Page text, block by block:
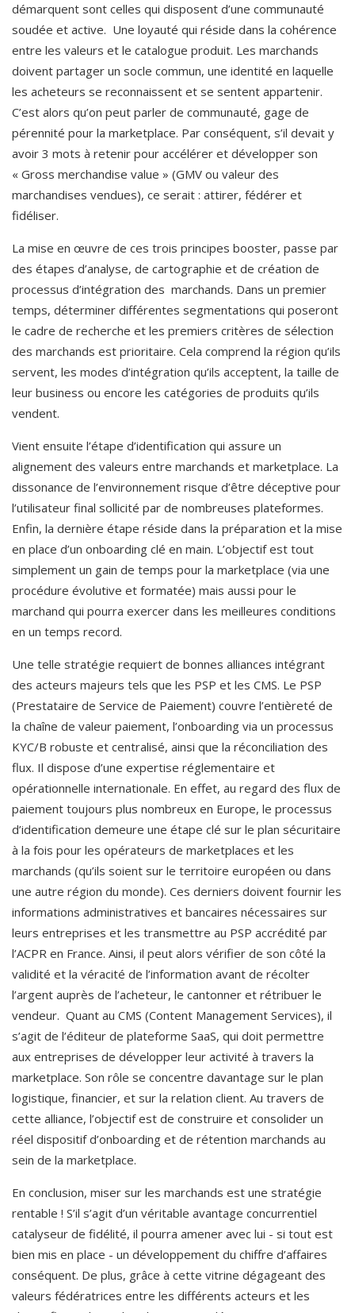
démarquent sont celles qui disposent d’une communauté
soudée et active.  Une loyauté qui réside dans la cohérence
entre les valeurs et le catalogue produit. Les marchands
doivent partager un socle commun, une identité en laquelle
les acheteurs se reconnaissent et se sentent appartenir.
C’est alors qu’on peut parler de communauté, gage de
pérennité pour la marketplace. Par conséquent, s’il devait y
avoir 3 mots à retenir pour accélérer et développer son
« Gross merchandise value » (GMV ou valeur des
marchandises vendues), ce serait : attirer, fédérer et
fidéliser.
La mise en œuvre de ces trois principes booster, passe par
des étapes d’analyse, de cartographie et de création de
processus d’intégration des  marchands. Dans un premier
temps, déterminer différentes segmentations qui poseront
le cadre de recherche et les premiers critères de sélection
des marchands est prioritaire. Cela comprend la région qu’ils
servent, les modes d’intégration qu’ils acceptent, la taille de
leur business ou encore les catégories de produits qu’ils
vendent.
Vient ensuite l’étape d’identification qui assure un
alignement des valeurs entre marchands et marketplace. La
dissonance de l’environnement risque d’être déceptive pour
l’utilisateur final sollicité par de nombreuses plateformes.
Enfin, la dernière étape réside dans la préparation et la mise
en place d’un onboarding clé en main. L’objectif est tout
simplement un gain de temps pour la marketplace (via une
procédure évolutive et formatée) mais aussi pour le
marchand qui pourra exercer dans les meilleures conditions
en un temps record.
Une telle stratégie requiert de bonnes alliances intégrant
des acteurs majeurs tels que les PSP et les CMS. Le PSP
(Prestataire de Service de Paiement) couvre l’entièreté de
la chaîne de valeur paiement, l’onboarding via un processus
KYC/B robuste et centralisé, ainsi que la réconciliation des
flux. Il dispose d’une expertise réglementaire et
opérationnelle internationale. En effet, au regard des flux de
paiement toujours plus nombreux en Europe, le processus
d’identification demeure une étape clé sur le plan sécuritaire
à la fois pour les opérateurs de marketplaces et les
marchands (qu’ils soient sur le territoire européen ou dans
une autre région du monde). Ces derniers doivent fournir les
informations administratives et bancaires nécessaires sur
leurs entreprises et les transmettre au PSP accrédité par
l’ACPR en France. Ainsi, il peut alors vérifier de son côté la
validité et la véracité de l’information avant de récolter
l’argent auprès de l’acheteur, le cantonner et rétribuer le
vendeur.  Quant au CMS (Content Management Services), il
s’agit de l’éditeur de plateforme SaaS, qui doit permettre
aux entreprises de développer leur activité à travers la
marketplace. Son rôle se concentre davantage sur le plan
logistique, financier, et sur la relation client. Au travers de
cette alliance, l’objectif est de construire et consolider un
réel dispositif d’onboarding et de rétention marchands au
sein de la marketplace.
En conclusion, miser sur les marchands est une stratégie
rentable ! S’il s’agit d’un véritable avantage concurrentiel
catalyseur de fidélité, il pourra amener avec lui - si tout est
bien mis en place - un développement du chiffre d’affaires
conséquent. De plus, grâce à cette vitrine dégageant des
valeurs fédératrices entre les différents acteurs et les